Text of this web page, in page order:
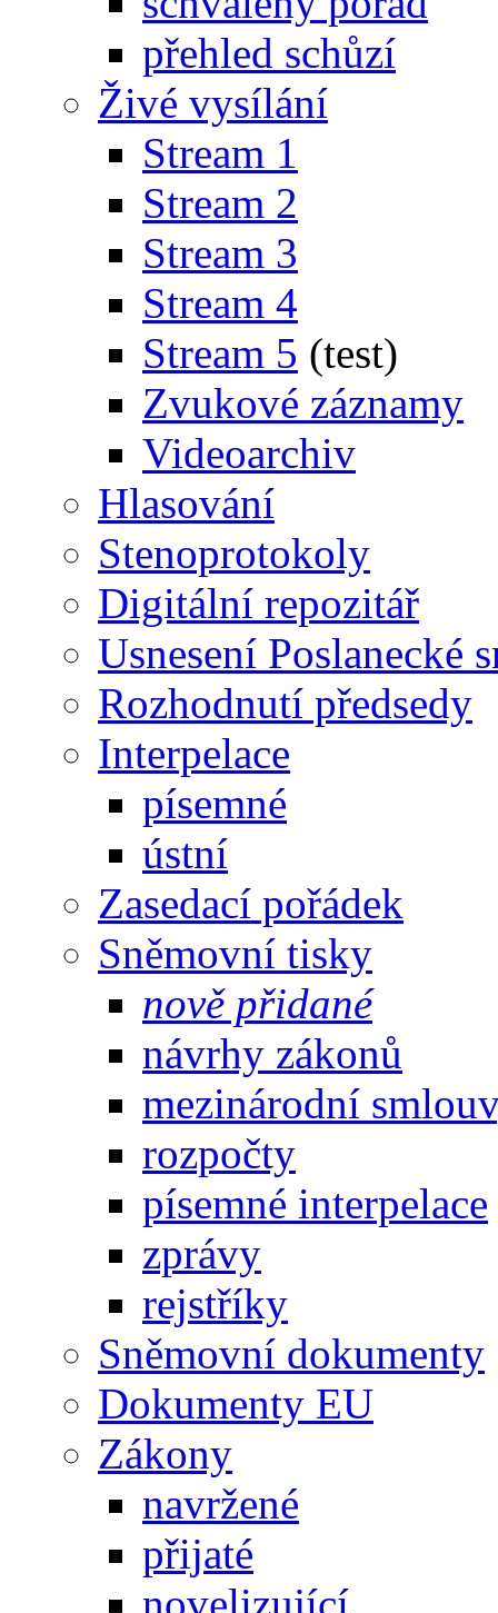
přehled schůzí
Živé vysílání
Stream 1
Stream 2
Stream 3
Stream 4
Stream 5 (test)
Zvukové záznamy
Videoarchiv
Hlasování
Stenoprotokoly
Digitální repozitář
Usnesení Poslanecké
Rozhodnutí předsedy
Interpelace
písemné
ústní
Zasedací pořádek
Sněmovní tisky
nově přidané
návrhy zákonů
mezinárodní
rozpočty
písemné interpelace
zprávy
rejstříky
Sněmovní dokumenty
Dokumenty EU
Zákony
navržené
přijaté